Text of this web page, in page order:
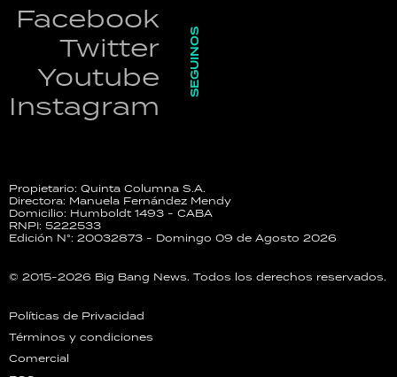
Facebook
Twitter
Youtube
Instagram
SEGUINOS
Propietario: Quinta Columna S.A.
Directora: Manuela Fernández Mendy
Domicilio: Humboldt 1493 - CABA
RNPI: 5222533
Edición N°: 20032873 - Domingo 09 de Agosto 2026
© 2015-2026 Big Bang News. Todos los derechos reservados.
Políticas de Privacidad
Términos y condiciones
Comercial